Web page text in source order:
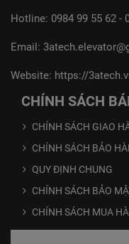
Hotline: 0984 99 55 62 -
Email:
Website: https://
CHÍNH SÁCH
CHÍNH SÁCH GIAO
CHÍNH SÁCH BẢO
QUY ĐỊNH CHUNG
CHÍNH SÁCH BẢO
CHÍNH SÁCH MUA